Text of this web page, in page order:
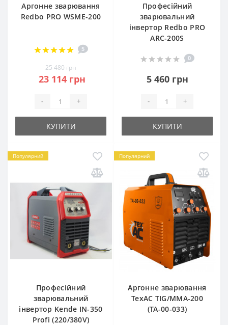
Аргонне зварювання
Redbo PRO WSME-200
5
25 480 грн
23 114 грн
- +
КУПИТИ
Професійний
зварювальний
інвертор Redbo PRO
ARC-200S
0
5 460 грн
- +
КУПИТИ
Популярний
Професійний
зварювальний
інвертор Kende IN-350
Profi (220/380V)
Популярний
Аргонне зварювання
TexAC TIG/MMA-200
(ТА-00-033)